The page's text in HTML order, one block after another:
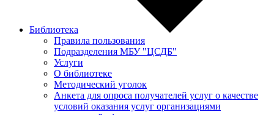
Библиотека
Правила пользования
Подразделения МБУ "ЦСДБ"
Услуги
О библиотеке
Методический уголок
Анкета для опроса получателей услуг о качестве
условий оказания услуг организациями